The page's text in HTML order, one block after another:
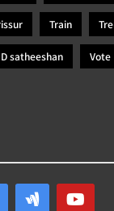
Train
satheeshan Vote